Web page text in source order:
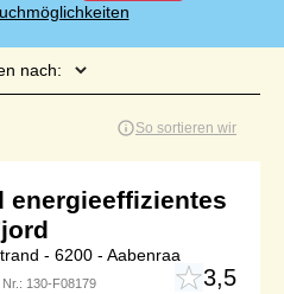
nach:
So sortieren wir
energieeffizientes
- 6200 - Aabenraa
130-F08179 3,5